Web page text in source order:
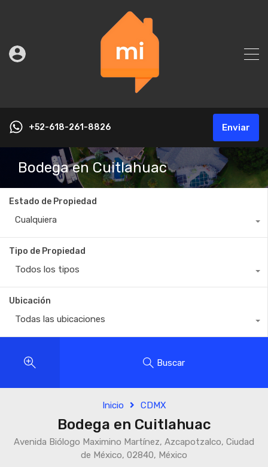
+52-618-261-8826 Enviar
Bodega en Cuitlahuac
Estado de Propiedad
Cualquiera
Tipo de Propiedad
Todos los tipos
Ubicación
Todas las ubicaciones
Buscar
Inicio CDMX
Bodega en Cuitlahuac
Avenida Biólogo Maximino Martínez, Azcapotzalco, Ciudad
de México, 02840, México